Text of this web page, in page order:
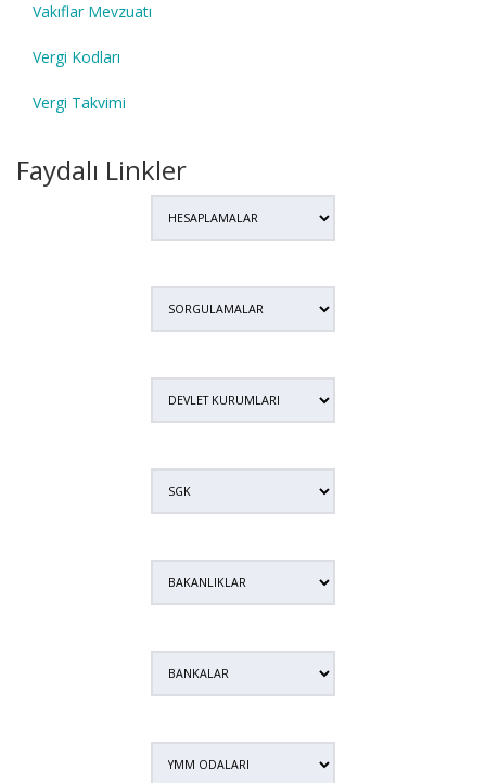
Vakıflar Mevzuatı
Vergi Kodları
Vergi Takvimi
Faydalı Linkler